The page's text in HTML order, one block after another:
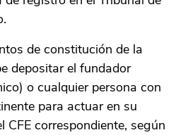
de constitución de la
depositar el fundador
o cualquier persona con
para actuar en su
CFE correspondiente, según